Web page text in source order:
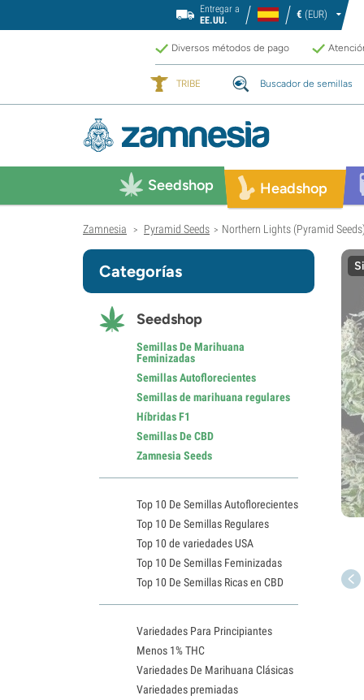
Entregar a
EE.UU.
€ (EUR)
Diversos métodos de pago
TRIBE Buscador de semillas
Seedshop Headshop
Zamnesia > Pyramid Seeds > Northern Lights (Pyramid
Categorías
Seedshop
Semillas De Marihuana
Feminizadas
Semillas Autoflorecientes
Semillas de marihuana regulares
Híbridas F1
Semillas De CBD
Zamnesia Seeds
Top 10 De Semillas Autoflorecientes
Top 10 De Semillas Regulares
Top 10 de variedades USA
Top 10 De Semillas Feminizadas
Top 10 De Semillas Ricas en CBD
Variedades Para Principiantes
Menos 1% THC
Variedades De Marihuana Clásicas
Variedades premiadas